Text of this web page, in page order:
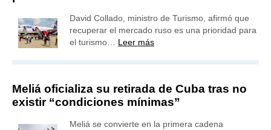
David Collado, ministro de Turismo, afirmó que
recuperar el mercado ruso es una prioridad para
el turismo… Leer más
Meliá oficializa su retirada de Cuba tras no
existir “condiciones mínimas”
Meliá se convierte en la primera cadena